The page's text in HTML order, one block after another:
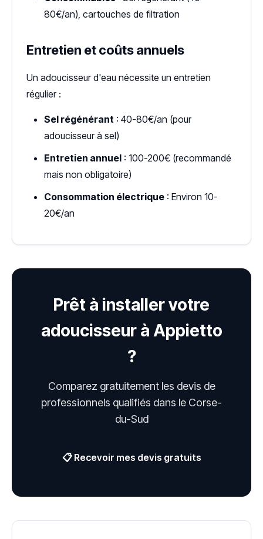
80€/an), cartouches de filtration
Entretien et coûts annuels
Un adoucisseur d'eau nécessite un entretien
régulier :
Sel régénérant : 40-80€/an (pour
adoucisseur à sel)
Entretien annuel : 100-200€ (recommandé
mais non obligatoire)
Consommation électrique : Environ 10-
20€/an
Prêt à installer votre
adoucisseur à Appietto
?
Comparez gratuitement les devis de
professionnels qualifiés dans le Corse-
du-Sud
📋 Recevoir mes devis gratuits